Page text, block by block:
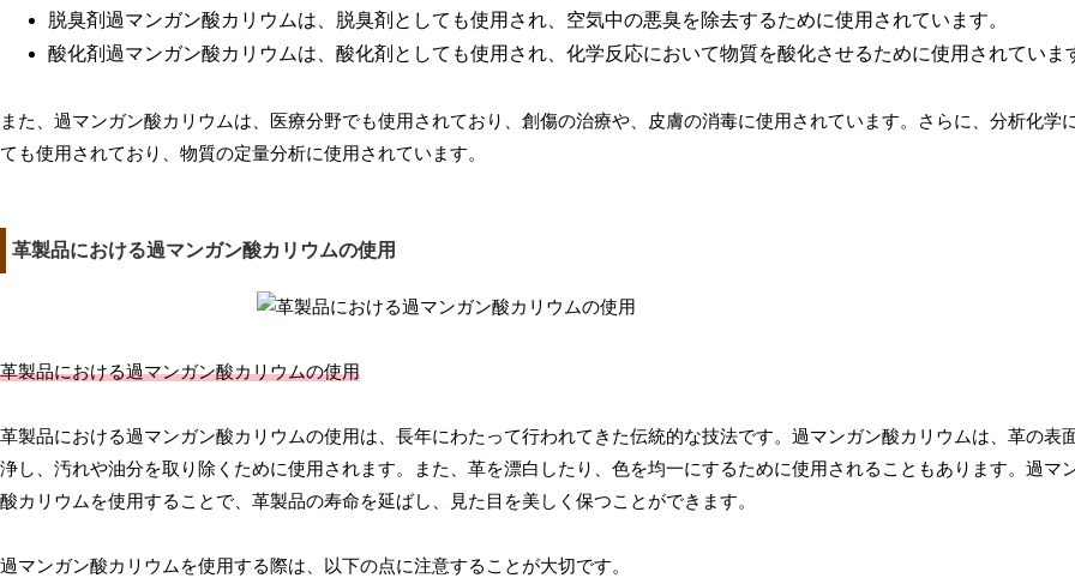
脱臭剤過マンガン酸カリウムは、脱臭剤としても使用され、空気中の悪臭を除去するために使用されています。
酸化剤過マンガン酸カリウムは、酸化剤としても使用され、化学反応において物質を酸化させるために使用されていま
また、過マンガン酸カリウムは、医療分野でも使用されており、創傷の治療や、皮膚の消毒に使用されています。さらに、分析化学
ても使用されており、物質の定量分析に使用されています。
革製品における過マンガン酸カリウムの使用
革製品における過マンガン酸カリウムの使用
革製品における過マンガン酸カリウムの使用は、長年にわたって行われてきた伝統的な技法です。過マンガン酸カリウムは、革の表
浄し、汚れや油分を取り除くために使用されます。また、革を漂白したり、色を均一にするために使用されることもあります。過マ
酸カリウムを使用することで、革製品の寿命を延ばし、見た目を美しく保つことができます。
過マンガン酸カリウムを使用する際は、以下の点に注意することが大切です。